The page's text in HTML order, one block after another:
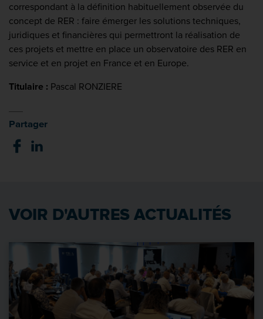
correspondant à la définition habituellement observée du
concept de RER : faire émerger les solutions techniques,
juridiques et financières qui permettront la réalisation de
ces projets et mettre en place un observatoire des RER en
service et en projet en France et en Europe.
Titulaire : Pascal RONZIERE
Partager
VOIR D'AUTRES ACTUALITÉS